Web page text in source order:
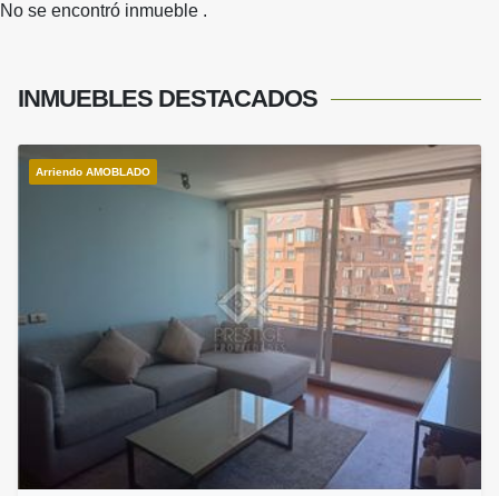
No se encontró inmueble .
INMUEBLES DESTACADOS
Arriendo AMOBLADO